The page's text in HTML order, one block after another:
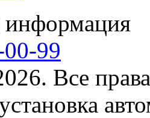
информация
99
Все